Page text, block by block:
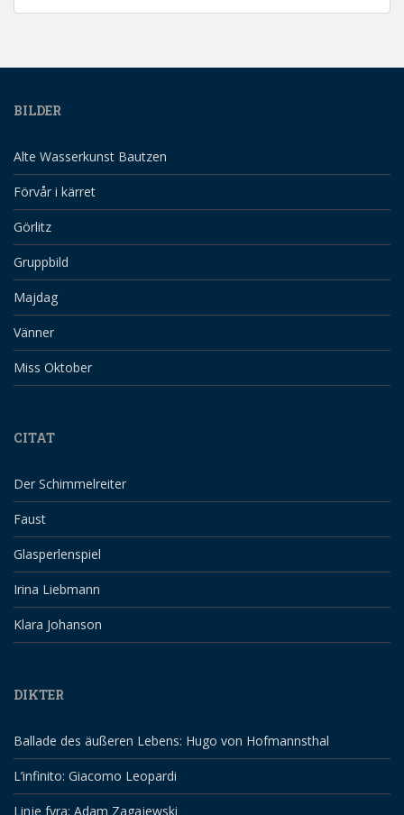
BILDER
Alte Wasserkunst Bautzen
Förvår i kärret
Görlitz
Gruppbild
Majdag
Vänner
Miss Oktober
CITAT
Der Schimmelreiter
Faust
Glasperlenspiel
Irina Liebmann
Klara Johanson
DIKTER
Ballade des äußeren Lebens: Hugo von Hofmannsthal
L’infinito: Giacomo Leopardi
Linje fyra: Adam Zagajewski